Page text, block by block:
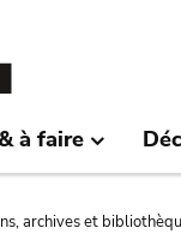
à faire
archives et